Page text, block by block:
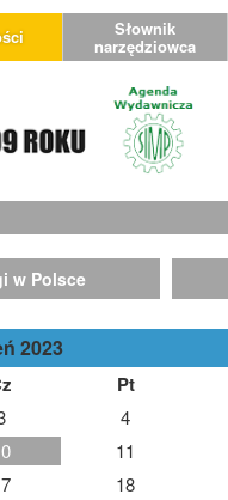
Słownik
narzędziowca
w Polsce
2023
Pt
4
11
18